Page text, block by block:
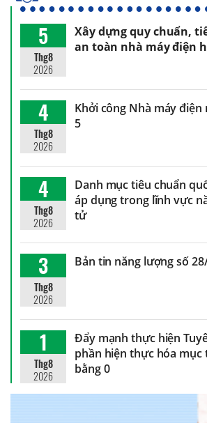
5
Thg8
2026
Xây dựng quy chuẩn,
an toàn nhà máy điện
4
Thg8
2026
Khởi công Nhà máy
5
4
Thg8
2026
Danh mục tiêu chuẩn
áp dụng trong lĩnh vực
tử
3
Thg8
2026
Bản tin năng lượng số
1
Thg8
2026
Đẩy mạnh thực hiện
phần hiện thực hóa
bằng 0